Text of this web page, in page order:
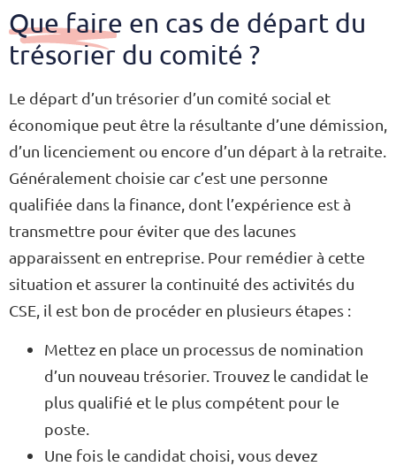
Que faire en cas de départ du
trésorier du comité ?
Le départ d’un trésorier d’un comité social et
économique peut être la résultante d’une démission,
d’un licenciement ou encore d’un départ à la retraite.
Généralement choisie car c’est une personne
qualifiée dans la finance, dont l’expérience est à
transmettre pour éviter que des lacunes
apparaissent en entreprise. Pour remédier à cette
situation et assurer la continuité des activités du
CSE, il est bon de procéder en plusieurs étapes :
Mettez en place un processus de nomination
d’un nouveau trésorier. Trouvez le candidat le
plus qualifié et le plus compétent pour le
poste.
Une fois le candidat choisi, vous devez